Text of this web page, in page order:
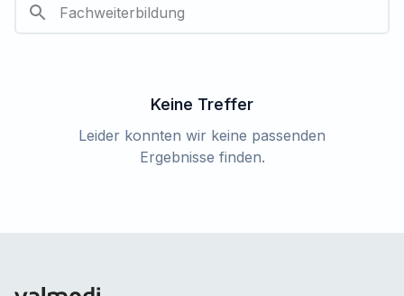
Keine Treffer
Leider konnten wir keine passenden
Ergebnisse finden.